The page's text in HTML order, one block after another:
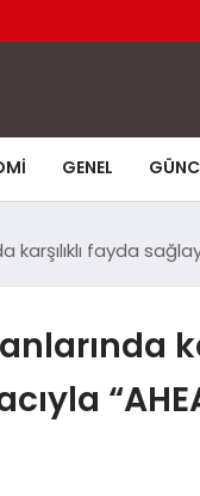
GENEL
karşılıklı fayda